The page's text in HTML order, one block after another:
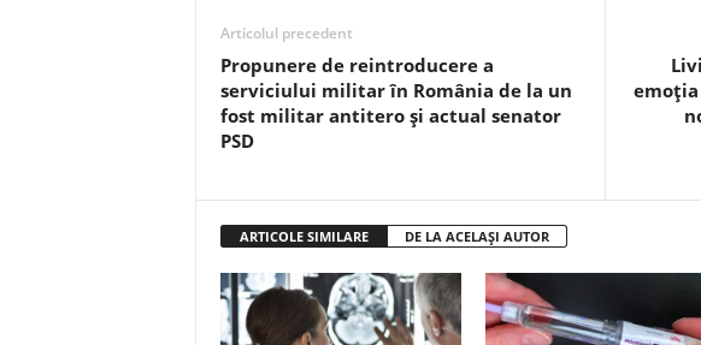
Articolul precedent
Propunere de reintroducere a
serviciului militar în România de la un
fost militar antitero și actual senator
PSD
ARTICOLE SIMILARE DE LA ACELAȘI AUTOR